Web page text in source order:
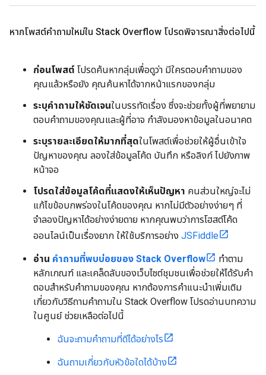
หากโพสต์คำถามใหม่ใน Stack Overflow โปรดพิจารณาสิ่งต่อไปนี้
ก่อนโพสต์ โปรดค้นหากลุ่มเพื่อดูว่า มีใครตอบคำถามของ
คุณแล้วหรือยัง คุณค้นหาได้จากหน้าแรกของกลุ่ม
ระบุคำถามให้ชัดเจนในบรรทัดเรื่อง ซึ่งจะช่วยทั้งผู้ที่พยายาม
ตอบคำถามของคุณและผู้ที่อาจ กำลังมองหาข้อมูลในอนาคต
ระบุรายละเอียดให้มากที่สุดในโพสต์เพื่อช่วยให้ผู้อื่นเข้าใจ
ปัญหาของคุณ ลองใส่ข้อมูลโค้ด บันทึก หรือลิงก์ ไปยังภาพ
หน้าจอ
โปรดใส่ข้อมูลโค้ดที่แสดงให้เห็นปัญหา คนส่วนใหญ่จะไม่
แก้ไขข้อบกพร่องในโค้ดของคุณ หากไม่มีตัวอย่างง่ายๆ ที่
จำลองปัญหาได้อย่างง่ายดาย หากคุณพบว่าการโฮสต์โค้ด
ออนไลน์เป็นเรื่องยาก ให้ใช้บริการอย่าง JSFiddle
อ่าน คำถามที่พบบ่อยของ Stack Overflow
ทำตาม
หลักเกณฑ์ และเคล็ดลับของเว็บไซต์ชุมชนเพื่อช่วยให้ได้รับคำ
ตอบสำหรับคำถามของคุณ หากต้องการคำแนะนำเพิ่มเติม
เกี่ยวกับวิธีถามคำถามใน Stack Overflow โปรดอ่านบทความ
ในศูนย์ ช่วยเหลือต่อไปนี้
ฉันจะถามคำถามที่ดีได้อย่างไร
ฉันถามเกี่ยวกับหัวข้อใดได้บ้าง